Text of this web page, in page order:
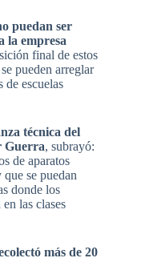
puedan ser
la empresa
final de estos
pueden arreglar
de escuelas
técnica del
Guerra, subrayó:
de aparatos
se puedan
donde los
las clases
más de 20